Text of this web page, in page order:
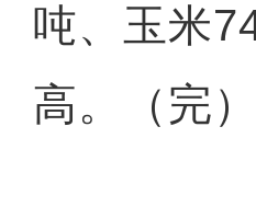
吨、玉米
高。（完）